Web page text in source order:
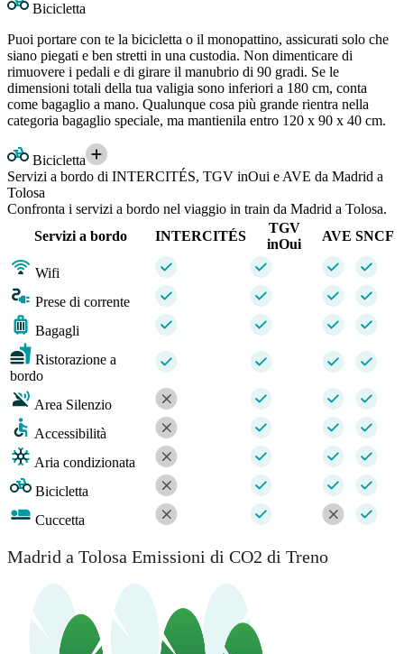
Bicicletta
Puoi portare con te la bicicletta o il monopattino, assicurati solo che
siano piegati e ben stretti in una custodia. Non dimenticare di
rimuovere i pedali e di girare il manubrio di 90 gradi. Se le
dimensioni totali della tua valigia sono inferiori a 180 cm, conta
come bagaglio a mano. Qualunque cosa più grande rientra nella
categoria bagaglio speciale, ma mantienila entro 120 x 90 x 40 cm.
Bicicletta
Servizi a bordo di INTERCITÉS, TGV inOui e AVE da Madrid a
Tolosa
Confronta i servizi a bordo nel viaggio in train da Madrid a Tolosa.
Servizi a bordo
INTERCITÉS
TGV
inOui
AVE SNCF
Wifi
Prese di corrente
Bagagli
Ristorazione a
bordo
Area Silenzio
Accessibilità
Aria condizionata
Bicicletta
Cuccetta
Madrid a Tolosa Emissioni di CO2 di Treno